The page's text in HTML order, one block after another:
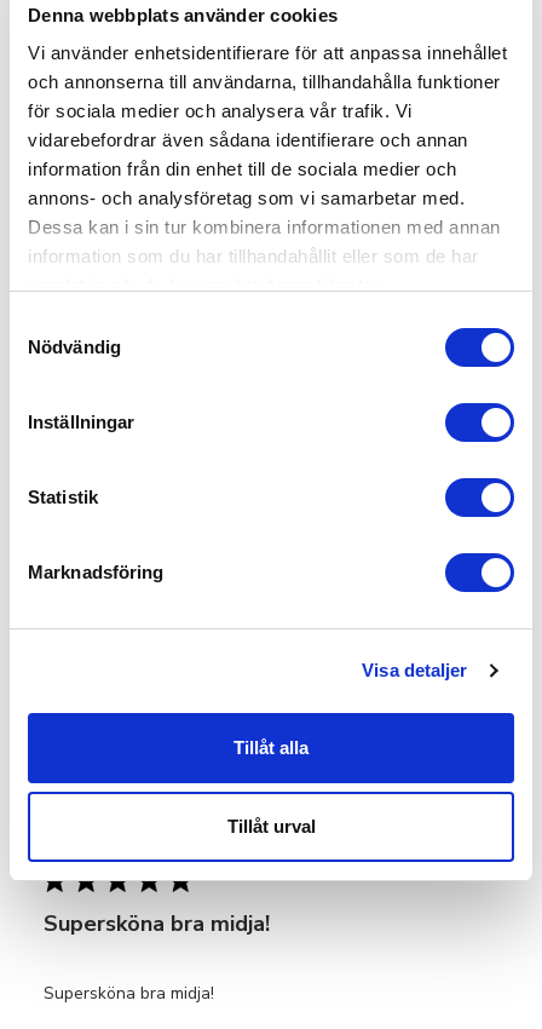
Denna webbplats använder cookies
Vi använder enhetsidentifierare för att anpassa innehållet
och annonserna till användarna, tillhandahålla funktioner
för sociala medier och analysera vår trafik. Vi
vidarebefordrar även sådana identifierare och annan
information från din enhet till de sociala medier och
annons- och analysföretag som vi samarbetar med.
Dessa kan i sin tur kombinera informationen med annan
information som du har tillhandahållit eller som de har
Nödvändig
Inställningar
Statistik
Marknadsföring
Visa detaljer
Tillåt alla
Tillåt urval
Sorter efter
MariAnn N.🇫🇮
Verificeret køber
Hyvät
Napakat. Pysyy hyvin ylhäällä.
Produktanmeldt:
Quality
0
Supersköna bra midja!
Supersköna bra midja!